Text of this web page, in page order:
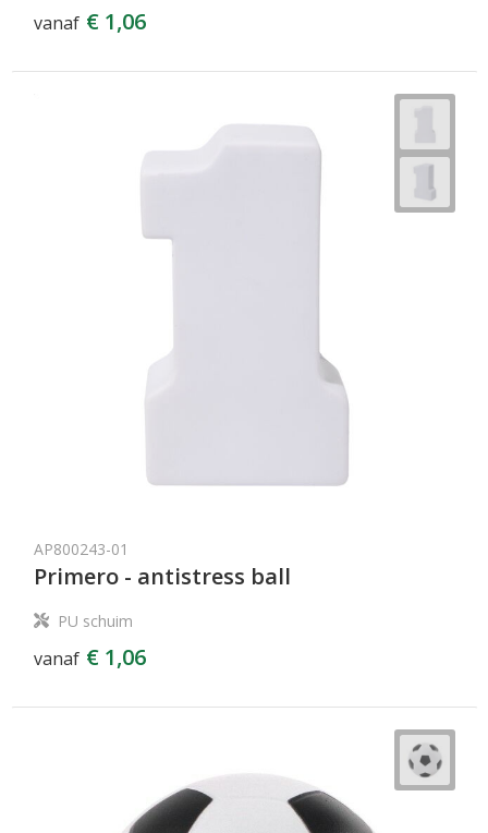
vanaf € 1,06
AP800243-01
Primero - antistress ball
PU schuim
vanaf € 1,06